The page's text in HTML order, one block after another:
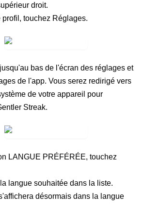
droit.
profil, touchez Réglages.
bas de l'écran des réglages et
de l'app. Vous serez redirigé vers
de votre appareil pour
Streak.
LANGUE PRÉFÉRÉE, touchez
langue souhaitée dans la liste.
désormais dans la langue